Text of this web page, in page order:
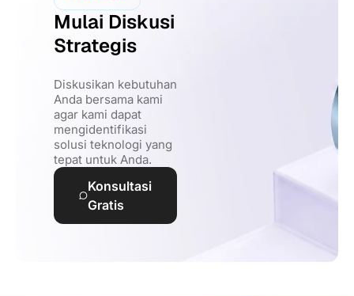
Mulai Diskusi
Strategis
Diskusikan kebutuhan
Anda bersama kami
agar kami dapat
mengidentifikasi
solusi teknologi yang
tepat untuk Anda.
Konsultasi
Gratis